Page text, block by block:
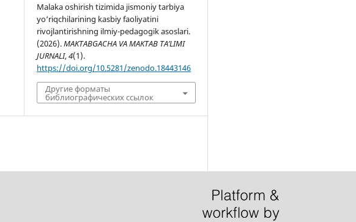
Malaka oshirish tizimida jismoniy tarbiya
yo‘riqchilarining kasbiy faoliyatini
rivojlantirishning ilmiy-pedagogik asoslari.
(2026).MAKTABGACHA VA MAKTAB TA’LIMI
JURNALI,4(1).
https://doi.org/10.5281/zenodo.18443146
Другие форматы
библиографических ссылок